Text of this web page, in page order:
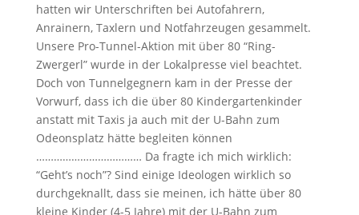
hatten wir Unterschriften bei Autofahrern,
Anrainern, Taxlern und Notfahrzeugen gesammelt.
Unsere Pro-Tunnel-Aktion mit über 80 “Ring-
Zwergerl” wurde in der Lokalpresse viel beachtet.
Doch von Tunnelgegnern kam in der Presse der
Vorwurf, dass ich die über 80 Kindergartenkinder
anstatt mit Taxis ja auch mit der U-Bahn zum
Odeonsplatz hätte begleiten können
……………………………… Da fragte ich mich wirklich:
“Geht’s noch”? Sind einige Ideologen wirklich so
durchgeknallt, dass sie meinen, ich hätte über 80
kleine Kinder (4-5 Jahre) mit der U-Bahn zum